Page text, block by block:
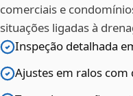
comerciais e
situações ligadas à
Inspeção detalhada
Ajustes em ralos